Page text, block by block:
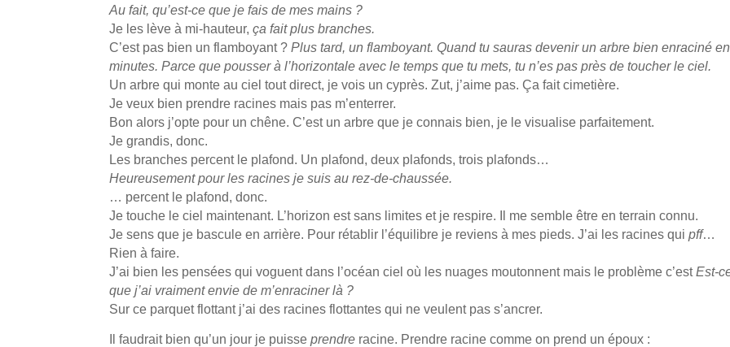
Au fait, qu’est-ce que je fais de mes mains ?
Je les lève à mi-hauteur,ça fait plus branches.
C’est pas bien un flamboyant ?Plus tard, un flamboyant. Quand tu sauras devenir un arbre bien enraciné
minutes. Parce que pousser à l’horizontale avec le temps que tu mets, tu n’es pas près de toucher le ciel.
Un arbre qui monte au ciel tout direct, je vois un cyprès. Zut, j’aime pas. Ça fait cimetière.
Je veux bien prendre racines mais pas m’enterrer.
Bon alors j’opte pour un chêne. C’est un arbre que je connais bien, je le visualise parfaitement.
Je grandis, donc.
Les branches percent le plafond. Un plafond, deux plafonds, trois plafonds…
Heureusement pour les racines je suis au rez-de-chaussée.
… percent le plafond, donc.
Je touche le ciel maintenant. L’horizon est sans limites et je respire. Il me semble être en terrain connu.
Je sens que je bascule en arrière. Pour rétablir l’équilibre je reviens à mes pieds. J’ai les racines quipff…
Rien à faire.
J’ai bien les pensées qui voguent dans l’océan ciel où les nuages moutonnent mais le problème c’estEst-
que j’ai vraiment envie de m’enraciner là ?
Sur ce parquet flottant j’ai des racines flottantes qui ne veulent pas s’ancrer.
Il faudrait bien qu’un jour je puisseprendre racine. Prendre racine comme on prend un époux :